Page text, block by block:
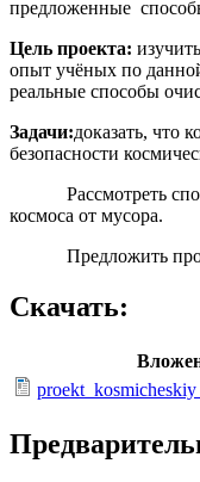
предложенные
Цель проекта:
опыт учёных по
реальные способы
Задачи:доказать, что
безопасности
Рассмотреть
космоса от мусора.
Предложить
Скачать: